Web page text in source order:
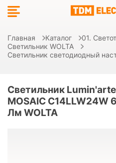
Главная Каталог 01.
Светильник WOLTA
Светильник светодиодный
Светильник
MOSAIC C14LLW24W
Лм WOLTA